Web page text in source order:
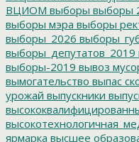
ВЦИОМ выборы выборы
выборы мэра выборы
выборы_2026
выборы_депутатов_2019
выборы-2019 вывоз
вымогательство выпас
урожай выпускники
ярмарка высшее